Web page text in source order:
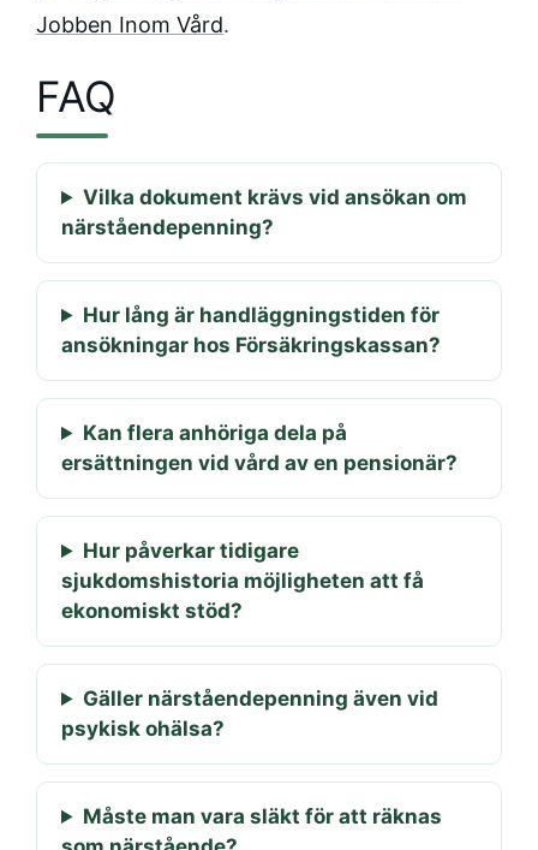
Jobben Inom Vård.
FAQ
Vilka dokument krävs vid ansökan om
närståendepenning?
Hur lång är handläggningstiden för
ansökningar hos Försäkringskassan?
Kan flera anhöriga dela på
ersättningen vid vård av en pensionär?
Hur påverkar tidigare
sjukdomshistoria möjligheten att få
ekonomiskt stöd?
Gäller närståendepenning även vid
psykisk ohälsa?
Måste man vara släkt för att räknas